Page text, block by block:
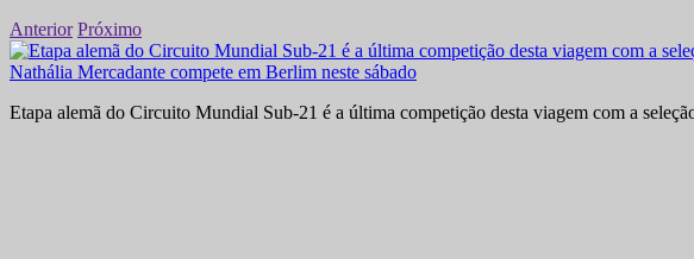
Anterior Próximo
Nathália Mercadante compete em Berlim neste sábado
Etapa alemã do Circuito Mundial Sub-21 é a última competição desta viagem com a